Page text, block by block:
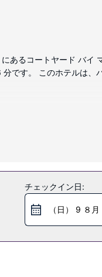
あるコートヤード バイ
です。 このホテルは
晶テレビがあります。
このレストランはバー /
で、週末は 7:00 ～
チェックイン日:
（日） 9 ８月